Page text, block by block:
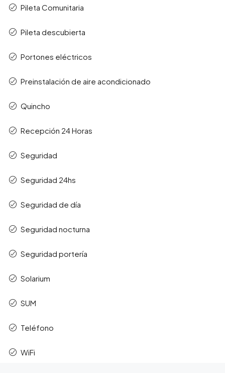
Pileta Comunitaria
Pileta descubierta
Portones eléctricos
Preinstalación de aire acondicionado
Quincho
Recepción 24 Horas
Seguridad
Seguridad 24hs
Seguridad de día
Seguridad nocturna
Seguridad portería
Solarium
SUM
Teléfono
WiFi